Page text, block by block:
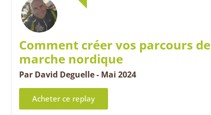
Comment créer vos parcours de
marche nordique
Par David Deguelle - Mai 2024
Acheter ce replay